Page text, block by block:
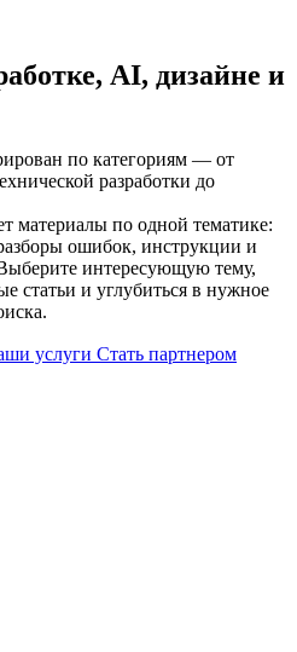
AI, дизайне и
по категориям — от
разработки до
материалы по одной тематике:
ошибок, инструкции и
интересующую тему,
статьи и углубиться в нужное
услуги Стать партнером